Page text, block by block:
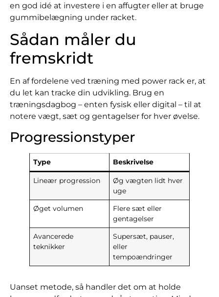
en god idé at investere i en affugter eller at bruge
gummibelægning under racket.
Sådan måler du
fremskridt
En af fordelene ved træning med power rack er, at
du let kan tracke din udvikling. Brug en
træningsdagbog – enten fysisk eller digital – til at
notere vægt, sæt og gentagelser for hver øvelse.
Progressionstyper
Type Beskrivelse
Lineær progression
Øg vægten lidt hver
uge
Øget volumen
Flere sæt eller
gentagelser
Avancerede
teknikker
Supersæt, pauser,
eller
tempoændringer
Uanset metode, så handler det om at holde